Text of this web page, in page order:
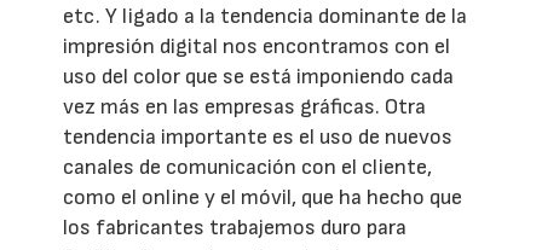
etc. Y ligado a la tendencia dominante de la
impresión digital nos encontramos con el
uso del color que se está imponiendo cada
vez más en las empresas gráficas. Otra
tendencia importante es el uso de nuevos
canales de comunicación con el cliente,
como el online y el móvil, que ha hecho que
los fabricantes trabajemos duro para